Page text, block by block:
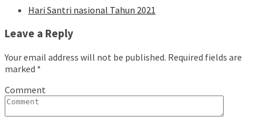
Hari Santri nasional Tahun 2021
Leave a Reply
Your email address will not be published. Required fields are
marked *
Comment